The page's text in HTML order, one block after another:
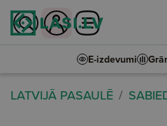
E-izdevumi
LATVIJĀ PASAULĒ